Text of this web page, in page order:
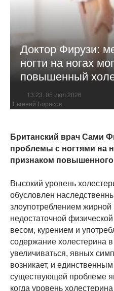
Доктор Фирузи:
ногти на ногах
повышенный
13:23, 05 июл 2026
Евгений Борисов
Британский врач Сами
проблемы с ногтями на
признаком
Высокий уровень
обусловлен
злоупотреблением
недостаточной
весом, курением и
содержание холестерина
увеличиваться, явных
возникает, и
существующей проблеме
когда уровень